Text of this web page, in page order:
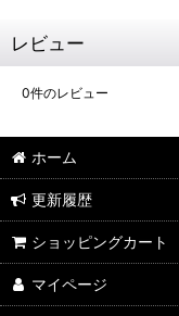
レビュー
0件のレビュー
ホーム
更新履歴
ショッピングカート
マイページ